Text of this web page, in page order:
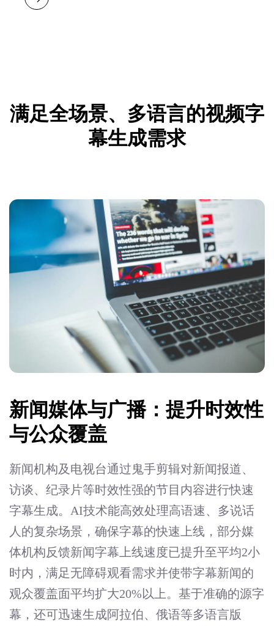
满足全场景、多语言的视频字
幕生成需求
新闻媒体与广播：提升时效性
与公众覆盖
新闻机构及电视台通过鬼手剪辑对新闻报道、
访谈、纪录片等时效性强的节目内容进行快速
字幕生成。AI技术能高效处理高语速、多说话
人的复杂场景，确保字幕的快速上线，部分媒
体机构反馈新闻字幕上线速度已提升至平均2小
时内，满足无障碍观看需求并使带字幕新闻的
观众覆盖面平均扩大20%以上。基于准确的源字
幕，还可迅速生成阿拉伯、俄语等多语言版